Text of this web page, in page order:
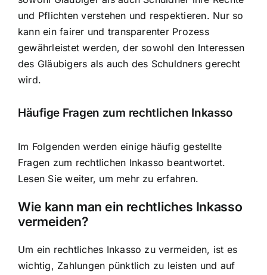
und Pflichten verstehen und respektieren. Nur so
kann ein fairer und transparenter Prozess
gewährleistet werden, der sowohl den Interessen
des Gläubigers als auch des Schuldners gerecht
wird.
Häufige Fragen zum rechtlichen Inkasso
Im Folgenden werden einige häufig gestellte
Fragen zum rechtlichen Inkasso beantwortet.
Lesen Sie weiter, um mehr zu erfahren.
Wie kann man ein rechtliches Inkasso
vermeiden?
Um ein rechtliches Inkasso zu vermeiden, ist es
wichtig, Zahlungen pünktlich zu leisten und auf